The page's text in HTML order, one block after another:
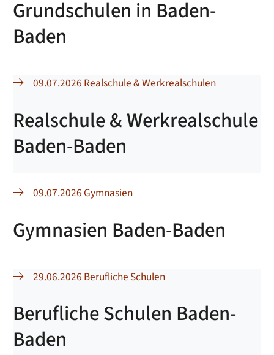
Grundschulen in Baden-
Baden
09.07.2026 Realschule & Werkrealschulen
Realschule & Werkrealschule
Baden-Baden
09.07.2026 Gymnasien
Gymnasien Baden-Baden
29.06.2026 Berufliche Schulen
Berufliche Schulen Baden-
Baden